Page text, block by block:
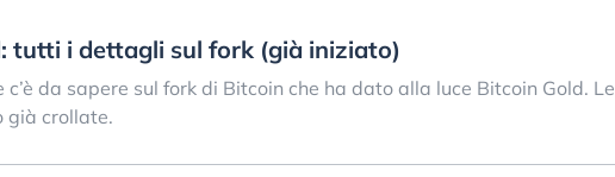
tutti i dettagli sul fork (già iniziato)
c’è da sapere sul fork di Bitcoin che ha dato alla luce Bitcoin Gold. Le
già crollate.